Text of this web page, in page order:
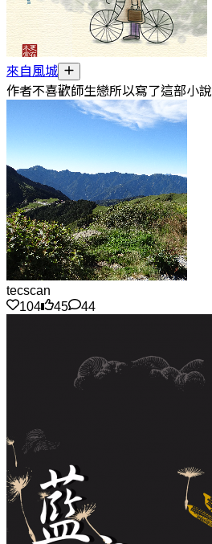
來自風城
作者不喜歡師生戀所以寫了這部小說
tecscan
104
45 44